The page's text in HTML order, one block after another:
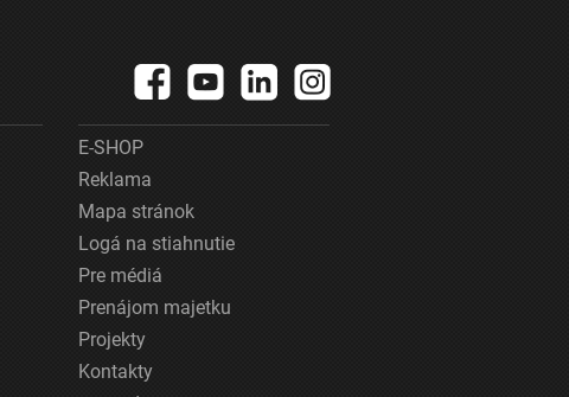
E-SHOP
Reklama
Mapa stránok
Logá na stiahnutie
Pre médiá
Prenájom majetku
Projekty
Kontakty